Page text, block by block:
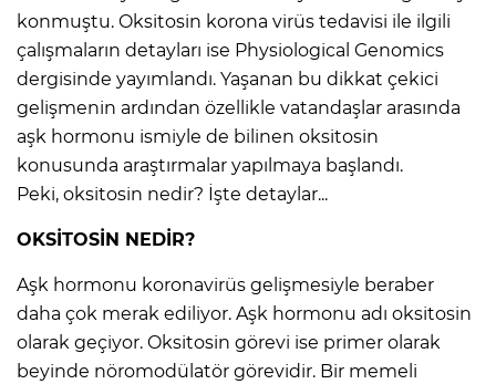
konmuştu. Oksitosin korona virüs tedavisi ile ilgili
çalışmaların detayları ise Physiological Genomics
dergisinde yayımlandı. Yaşanan bu dikkat çekici
gelişmenin ardından özellikle vatandaşlar arasında
aşk hormonu ismiyle de bilinen oksitosin
konusunda araştırmalar yapılmaya başlandı.
Peki, oksitosin nedir? İşte detaylar...
OKSİTOSİN NEDİR?
Aşk hormonu koronavirüs gelişmesiyle beraber
daha çok merak ediliyor. Aşk hormonu adı oksitosin
olarak geçiyor. Oksitosin görevi ise primer olarak
beyinde nöromodülatör görevidir. Bir memeli